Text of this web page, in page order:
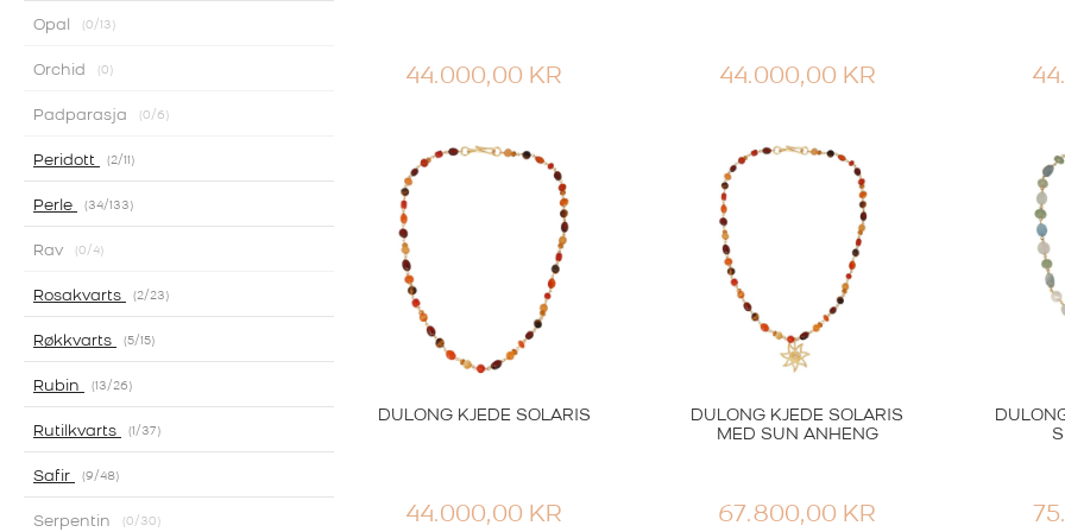
Opal 0/13
Orchid 0
Padparasja 0/6
Peridott 2/11
Perle 34/133
Rav 0/4
Rosakvarts 2/23
Røkkvarts 5/15
Rubin 13/26
Rutilkvarts 1/37
Safir 9/48
Serpentin 0/30
44.000,00 KR 44.000,00 KR
DULONG KJEDE SOLARIS
44.000,00 KR
DULONG KJEDE SOLARIS
MED SUN ANHENG
67.800,00 KR